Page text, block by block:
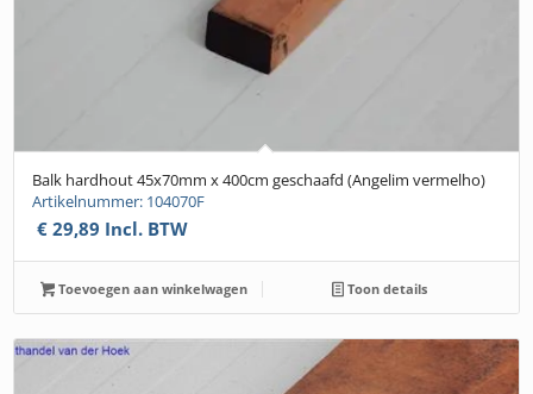
Balk hardhout 45x70mm x 400cm geschaafd (Angelim vermelho)
Artikelnummer: 104070F
€ 29,89 Incl. BTW
Toevoegen aan winkelwagen Toon details